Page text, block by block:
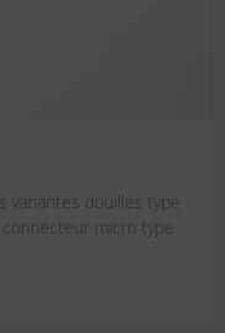
variantes douilles type
micro type